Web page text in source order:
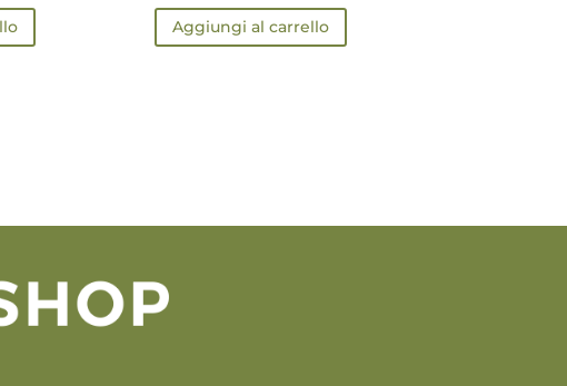
Aggiungi al carrello